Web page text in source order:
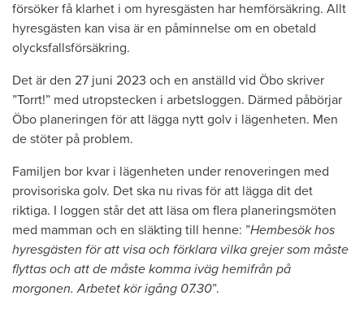
försöker få klarhet i om hyresgästen har hemförsäkring. Allt
hyresgästen kan visa är en påminnelse om en obetald
olycksfallsförsäkring.
Det är den 27 juni 2023 och en anställd vid Öbo skriver
”Torrt!” med utropstecken i arbetsloggen. Därmed påbörjar
Öbo planeringen för att lägga nytt golv i lägenheten. Men
de stöter på problem.
Familjen bor kvar i lägenheten under renoveringen med
provisoriska golv. Det ska nu rivas för att lägga dit det
riktiga. I loggen står det att läsa om flera planeringsmöten
med mamman och en släkting till henne: ”Hembesök hos
hyresgästen för att visa och förklara vilka grejer som måste
flyttas och att de måste komma iväg hemifrån på
morgonen. Arbetet kör igång 07.30”.